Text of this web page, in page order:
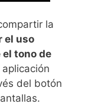
la
el uso
tono de
del botón